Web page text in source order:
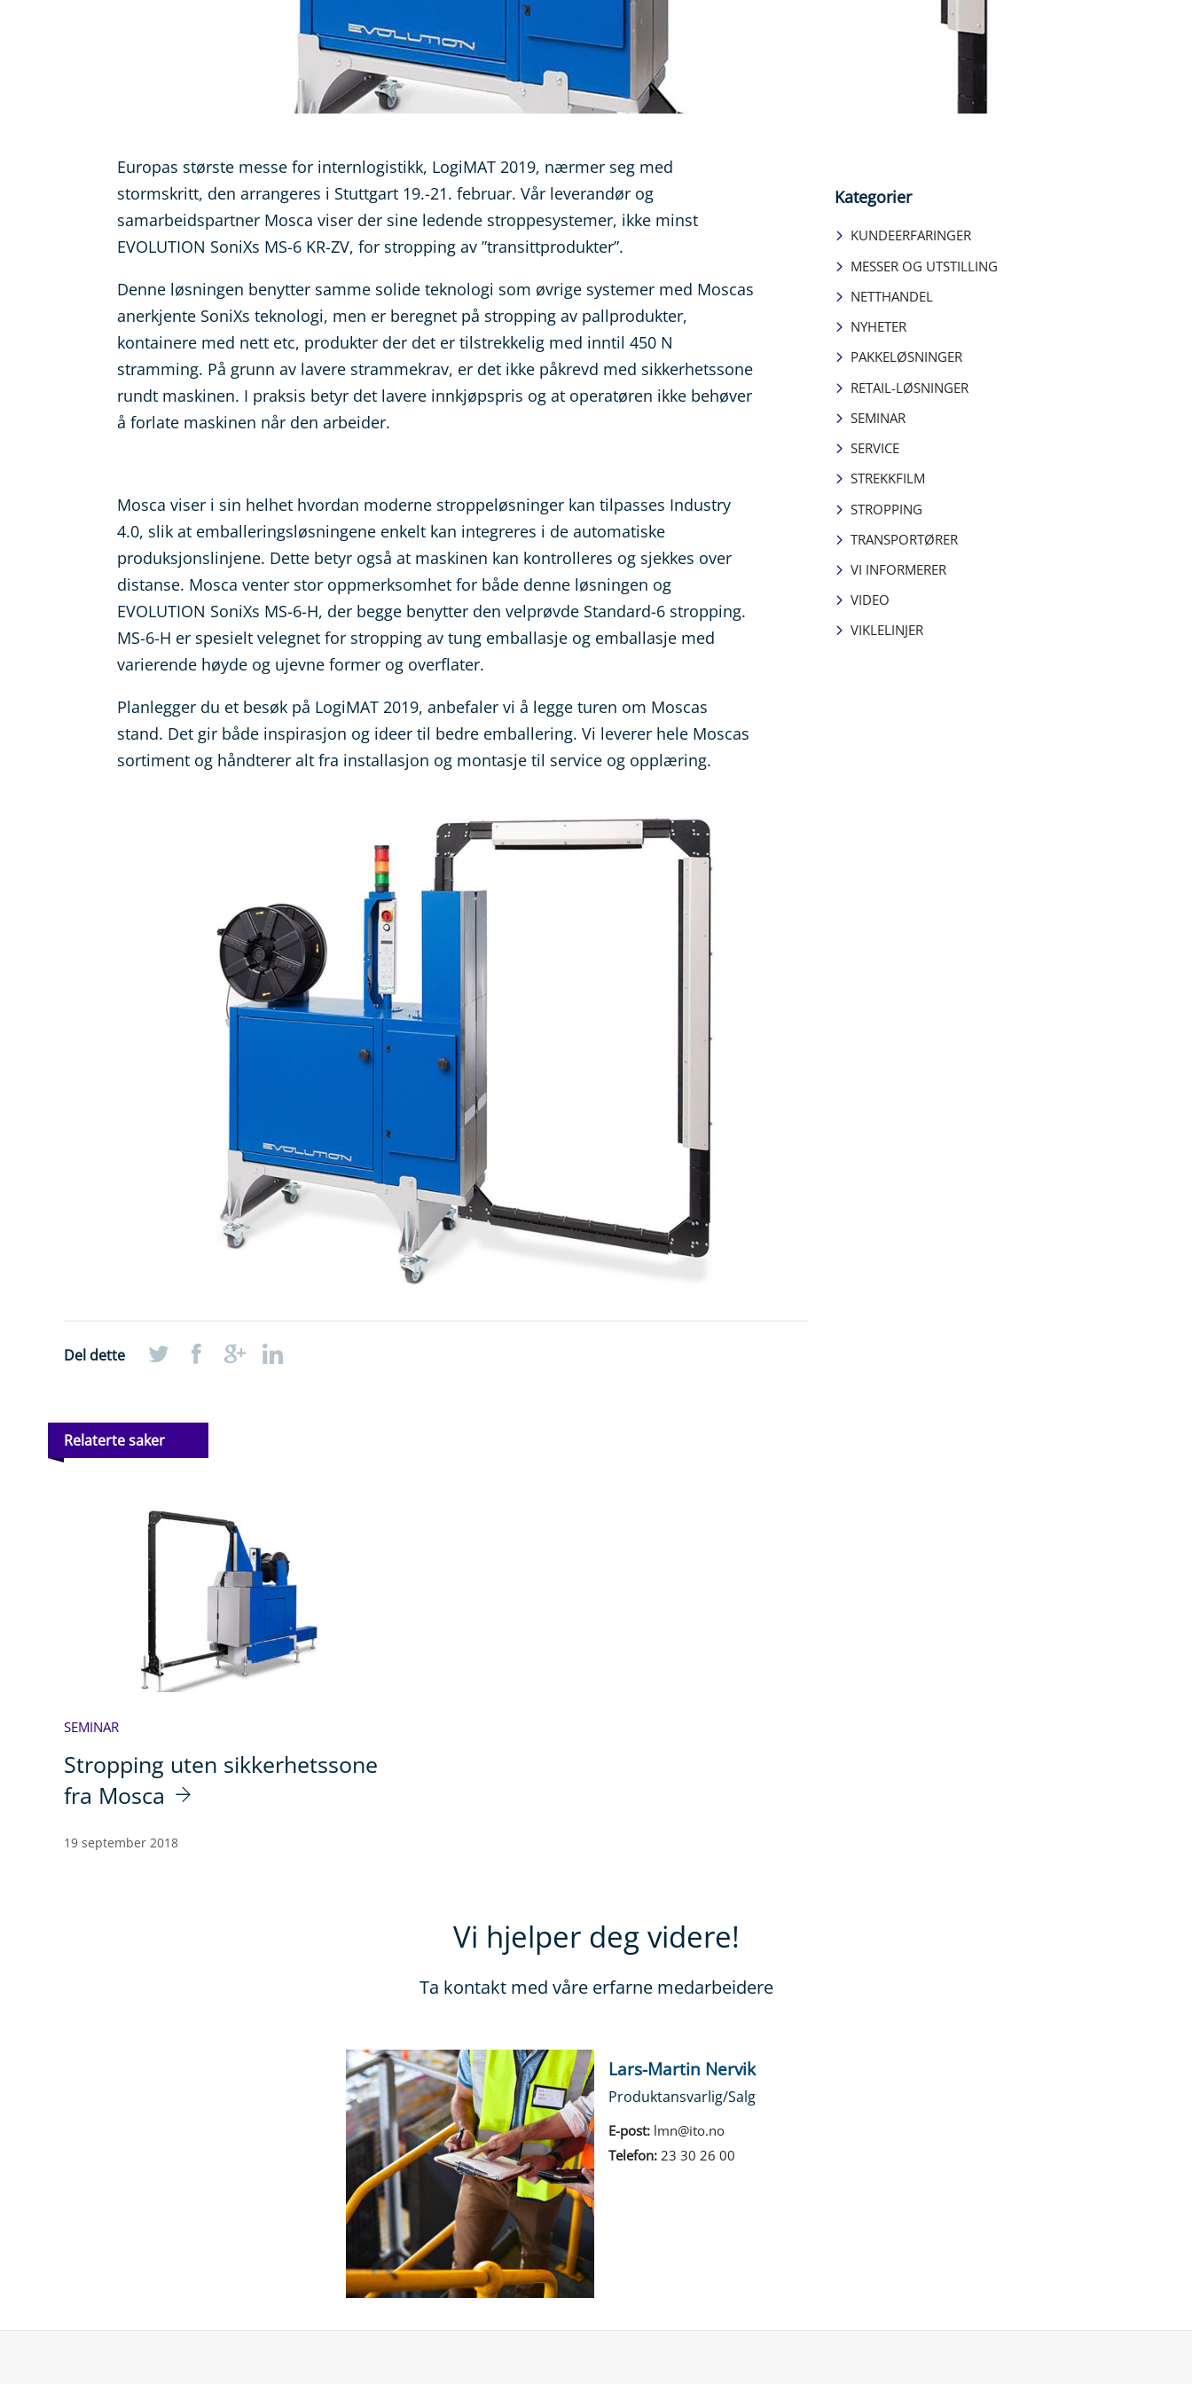
Kategorier
KUNDEERFARINGER
MESSER OG UTSTILLING
NETTHANDEL
NYHETER
PAKKELØSNINGER
RETAIL-LØSNINGER
SEMINAR
SERVICE
STREKKFILM
STROPPING
TRANSPORTØRER
VI INFORMERER
VIDEO
VIKLELINJER
Europas største messe for internlogistikk, LogiMAT 2019, nærmer seg med
stormskritt, den arrangeres i Stuttgart 19.-21. februar. Vår leverandør og
samarbeidspartner Mosca viser der sine ledende stroppesystemer, ikke minst
EVOLUTION SoniXs MS-6 KR-ZV, for stropping av ”transittprodukter”.
Denne løsningen benytter samme solide teknologi som øvrige systemer med Moscas
anerkjente SoniXs teknologi, men er beregnet på stropping av pallprodukter,
kontainere med nett etc, produkter der det er tilstrekkelig med inntil 450 N
stramming. På grunn av lavere strammekrav, er det ikke påkrevd med sikkerhetssone
rundt maskinen. I praksis betyr det lavere innkjøpspris og at operatøren ikke behøver
å forlate maskinen når den arbeider.
Mosca viser i sin helhet hvordan moderne stroppeløsninger kan tilpasses Industry
4.0, slik at emballeringsløsningene enkelt kan integreres i de automatiske
produksjonslinjene. Dette betyr også at maskinen kan kontrolleres og sjekkes over
distanse. Mosca venter stor oppmerksomhet for både denne løsningen og
EVOLUTION SoniXs MS-6-H, der begge benytter den velprøvde Standard-6 stropping.
MS-6-H er spesielt velegnet for stropping av tung emballasje og emballasje med
varierende høyde og ujevne former og overflater.
Planlegger du et besøk på LogiMAT 2019, anbefaler vi å legge turen om Moscas
stand. Det gir både inspirasjon og ideer til bedre emballering. Vi leverer hele Moscas
sortiment og håndterer alt fra installasjon og montasje til service og opplæring.
Del dette
Relaterte saker
SEMINAR
Stropping uten sikkerhetssone
fra Mosca
19 september 2018
Vi hjelper deg videre!
Ta kontakt med våre erfarne medarbeidere
Lars-Martin Nervik
Produktansvarlig/Salg
E-post: lmn@ito.no
Telefon: 23 30 26 00